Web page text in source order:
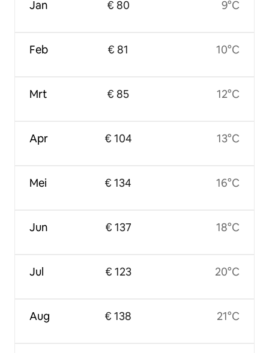
Jan
Feb
Mrt
Apr
Mei
Jun
Jul
Aug
€ 80
€ 81
€ 85
€ 104
€ 134
€ 137
€ 123
€ 138
9°C
10°C
12°C
13°C
16°C
18°C
20°C
21°C